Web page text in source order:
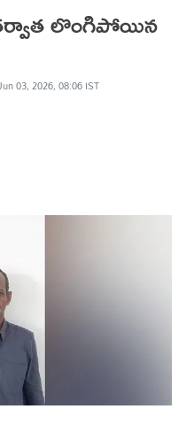
తర్వాత లొంగిపోయిన
03, 2026, 08:06 IST